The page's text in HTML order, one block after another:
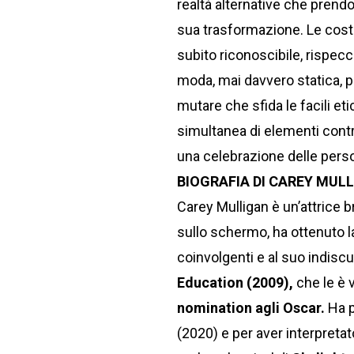
realtà alternative che
sua trasformazione. Le
subito riconoscibile,
moda, mai davvero statica,
mutare che sfida le facili
simultanea di elementi
una celebrazione delle
BIOGRAFIA DI CAREY
Carey Mulligan è un’attrice
sullo schermo, ha ottenuto
coinvolgenti e al suo
Education (2009), che le è
nomination agli Oscar. Ha
(2020) e per aver